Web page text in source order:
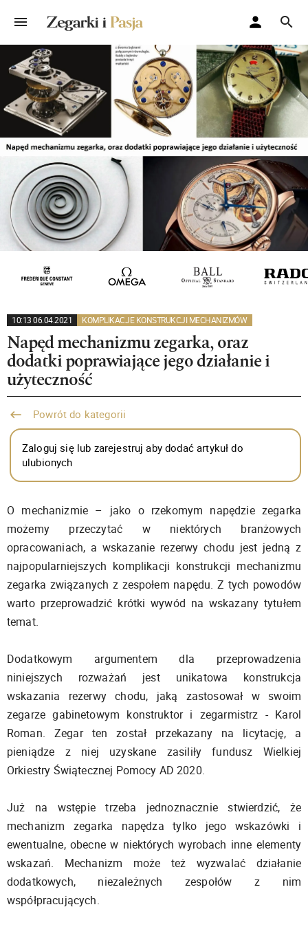
10:13 06.04.2021 KOMPLIKACJE KONSTRUKCJI MECHANIZMÓW
Napęd mechanizmu zegarka, oraz
dodatki poprawiające jego działanie i
użyteczność
Powrót do kategorii
Zaloguj się lub zarejestruj aby dodać artykuł do
ulubionych
O mechanizmie – jako o rzekomym napędzie zegarka
możemy przeczytać w niektórych branżowych
opracowaniach, a wskazanie rezerwy chodu jest jedną z
najpopularniejszych komplikacji konstrukcji mechanizmu
zegarka związanych z zespołem napędu. Z tych powodów
warto przeprowadzić krótki wywód na wskazany tytułem
temat.
Dodatkowym argumentem dla przeprowadzenia
niniejszych rozważań jest unikatowa konstrukcja
wskazania rezerwy chodu, jaką zastosował w swoim
zegarze gabinetowym konstruktor i zegarmistrz - Karol
Roman. Zegar ten został przekazany na licytację, a
pieniądze z niej uzyskane zasiliły fundusz Wielkiej
Orkiestry Świątecznej Pomocy AD 2020.
Już na wstępie trzeba jednoznacznie stwierdzić, że
mechanizm zegarka napędza tylko jego wskazówki i
ewentualne, obecne w niektórych wyrobach inne elementy
wskazań. Mechanizm może też wyzwalać działanie
dodatkowych, niezależnych zespołów z nim
współpracujących.